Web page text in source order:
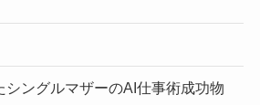
シングルマザーのAI仕事術成功物